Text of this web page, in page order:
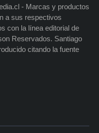
- Marcas y productos
a sus respectivos
con la línea editorial de
Reservados. Santiago
citando la fuente